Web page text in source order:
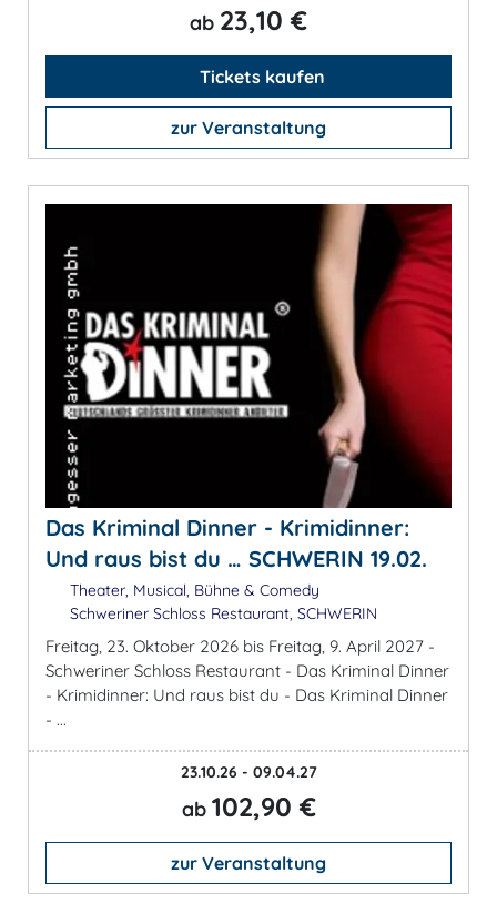
ab 23,10 €
Tickets kaufen
zur Veranstaltung
Das Kriminal Dinner - Krimidinner:
Und raus bist du … SCHWERIN 19.02.
Theater, Musical, Bühne & Comedy
Schweriner Schloss Restaurant, SCHWERIN
Freitag, 23. Oktober 2026 bis Freitag, 9. April 2027 -
Schweriner Schloss Restaurant - Das Kriminal Dinner
- Krimidinner: Und raus bist du - Das Kriminal Dinner
- ...
23.10.26 - 09.04.27
ab 102,90 €
zur Veranstaltung